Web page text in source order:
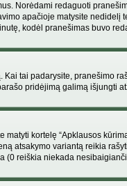
Norėdami redaguoti
apačioje matysite
kodėl pranešimas buvo
tai padarysite, pranešimo
pridėjimą galimą išjungti
kortelę “Apklausos
atsakymo variantą reikia
reiškia niekada